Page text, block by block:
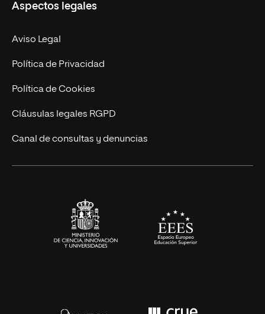
Empresa
MBA
Marketing y Comunicación
Ingeniería
Diseño
Ciencias de la Salud
Nuestro Equipo
Contacto
Aspectos legales
Aviso Legal
Política de Privacidad
Política de Cookies
Cláusulas legales RGPD
Canal de consultas y denuncias